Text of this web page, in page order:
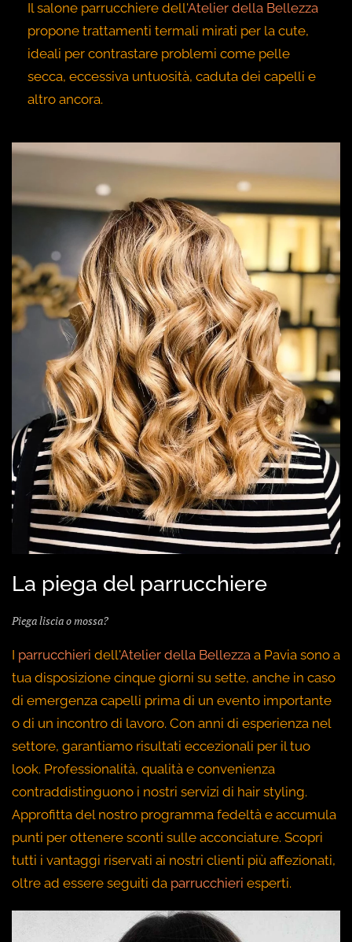
Il salone parrucchiere dell'Atelier della Bellezza
propone trattamenti termali mirati per la cute,
ideali per contrastare problemi come pelle
secca, eccessiva untuosità, caduta dei capelli e
altro ancora.
La piega del parrucchiere
Piega liscia o mossa?
I parrucchieri dell'Atelier della Bellezza a Pavia sono a
tua disposizione cinque giorni su sette, anche in caso
di emergenza capelli prima di un evento importante
o di un incontro di lavoro. Con anni di esperienza nel
settore, garantiamo risultati eccezionali per il tuo
look. Professionalità, qualità e convenienza
contraddistinguono i nostri servizi di hair styling.
Approfitta del nostro programma fedeltà e accumula
punti per ottenere sconti sulle acconciature. Scopri
tutti i vantaggi riservati ai nostri clienti più affezionati,
oltre ad essere seguiti da parrucchieri esperti.